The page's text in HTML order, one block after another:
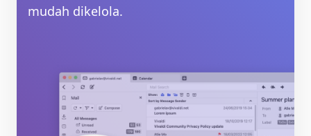
mudah dikelola.